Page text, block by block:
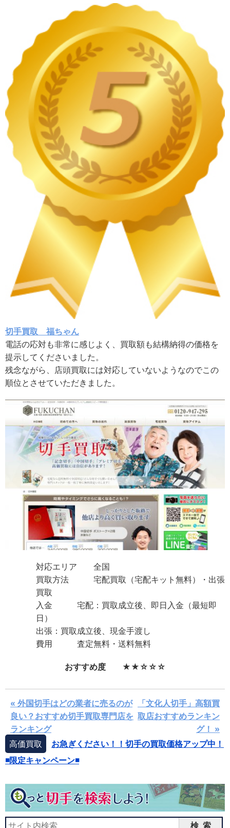
切手買取 福ちゃん
電話の応対も非常に感じよく、買取額も結構納得の価格を
提示してくださいました。
残念ながら、店頭買取には対応していないようなのでこの
順位とさせていただきました。
対応エリア 全国
買取方法 宅配買取（宅配キット無料）・出張
買取
入金 宅配：買取成立後、即日入金（最短即
日）
出張：買取成立後、現金手渡し
費用 査定無料・送料無料
おすすめ度 ★★☆☆☆
« 外国切手はどの業者に売るのが
良い？おすすめ切手買取専門店を
ランキング
「文化人切手」高額買
取店おすすめランキン
グ！ »
高価買取
お急ぎください！！切手の買取価格アップ中！
◾️限定キャンペーン◾️
検索